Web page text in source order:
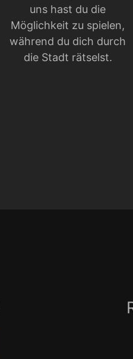
uns hast du die
Möglichkeit zu spielen,
während du dich durch
die Stadt rätselst.